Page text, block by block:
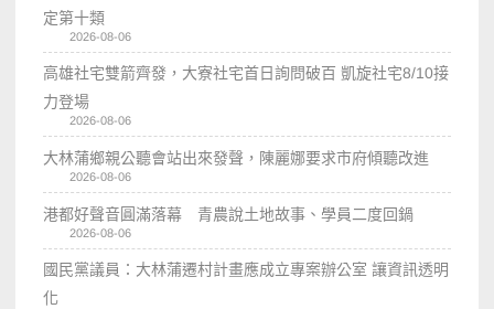
定第十類
2026-08-06
高雄社宅雙箭齊發，大寮社宅首日詢問破百 凱旋社宅8/10接
力登場
2026-08-06
大林蒲鄉親公聽會站出來發聲，陳麗娜要求市府傾聽改進
2026-08-06
港都好聲音圓滿落幕 青農說土地故事、學員二度回鍋
2026-08-06
國民黨議員：大林蒲遷村計畫應成立專案辦公室 讓資訊透明
化